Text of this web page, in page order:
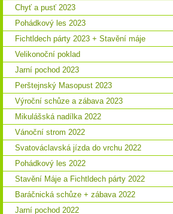
Chyť a pusť 2023
Pohádkový les 2023
Fichtldech párty 2023 + Stavění máje
Velikonoční poklad
Jarní pochod 2023
Perštejnský Masopust 2023
Výroční schůze a zábava 2023
Mikulášská nadílka 2022
Vánoční strom 2022
Svatováclavská jízda do vrchu 2022
Pohádkový les 2022
Stavění Máje a Fichtldech párty 2022
Baráčnická schůze + zábava 2022
Jarní pochod 2022